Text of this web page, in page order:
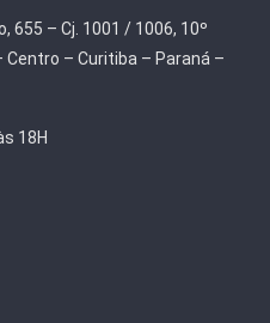
655 – Cj. 1001 / 1006, 10º
Centro – Curitiba – Paraná –
18H